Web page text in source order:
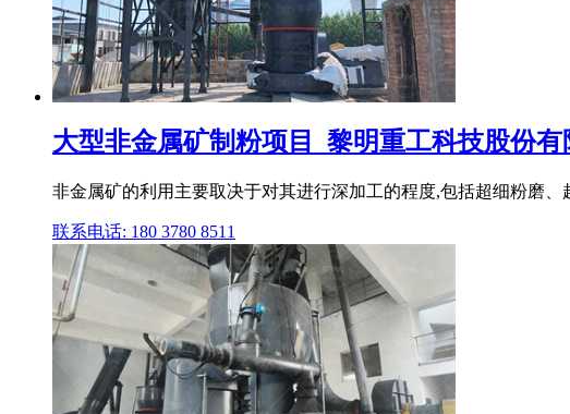
大型非金属矿制粉项目_黎明重工科技股份
非金属矿的利用主要取决于对其进行深加工的程度,包括超细粉磨
联系电话: 180 3780 8511